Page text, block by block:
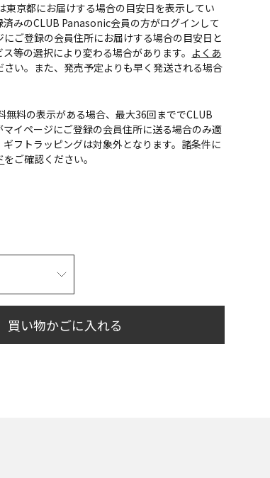
京都にお届けする場合の目安日を表示してい
済みのCLUB Panasonic会員の方がログインして
ご登録の会員住所にお届けする場合の目安日と
等の選択により変わる場合があります。 よくあ
さい。また、発売予定よりも早く発送される場合
無料の表示がある場合、最大36回まででCLUB
イページにご登録の会員住所に送る場合のみ適
フトラッピングは対象外となります。諸条件に
をご確認ください。
買い物かごに入れる